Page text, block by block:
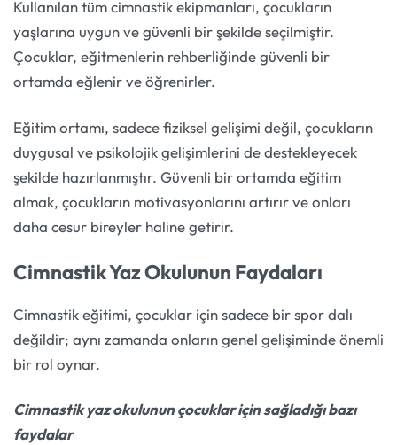
Kullanılan tüm cimnastik ekipmanları, çocukların
yaşlarına uygun ve güvenli bir şekilde seçilmiştir.
Çocuklar, eğitmenlerin rehberliğinde güvenli bir
ortamda eğlenir ve öğrenirler.
Eğitim ortamı, sadece fiziksel gelişimi değil, çocukların
duygusal ve psikolojik gelişimlerini de destekleyecek
şekilde hazırlanmıştır. Güvenli bir ortamda eğitim
almak, çocukların motivasyonlarını artırır ve onları
daha cesur bireyler haline getirir.
Cimnastik Yaz Okulunun Faydaları
Cimnastik eğitimi, çocuklar için sadece bir spor dalı
değildir; aynı zamanda onların genel gelişiminde önemli
bir rol oynar.
Cimnastik yaz okulunun çocuklar için sağladığı bazı
faydalar